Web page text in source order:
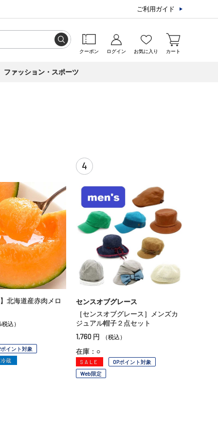
ご利用ガイド
クーポン ログイン お気に入り カート
ファッション・スポーツ
北海道産赤肉メロ
税込）
ポイント対象
冷蔵
4
センスオブグレース
［センスオブグレース］メンズカ
ジュアル帽子２点セット
1,760 円 （税込）
在庫：○
SALE
OPポイント対象
Web限定